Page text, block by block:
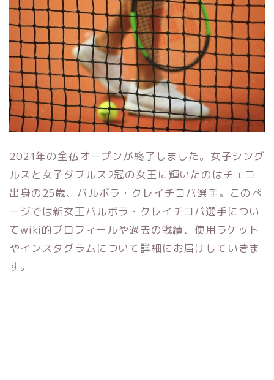
2021年の全仏オープンが終了しました。女子シング
ルスと女子ダブルス2冠の女王に輝いたのはチェコ
出身の25歳、バルボラ・クレイチコバ選手。このペ
ージでは新女王バルボラ・クレイチコバ選手につい
てwiki的プロフィールや過去の戦績、使用ラケット
やインスタグラムについて詳細にお届けしていきま
す。